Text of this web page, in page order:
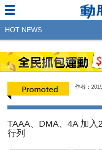
作者：
TAAA、DMA、4A 加
行列
HOT NEWS
2023行銷傳播傑出貢
更創新及具影響力
2022行銷傳播傑出貢
銷傳播人共襄盛舉！
Excellence Agency&
LINE 推出「AI 肖像」
感美照